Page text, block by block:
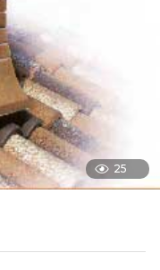
25